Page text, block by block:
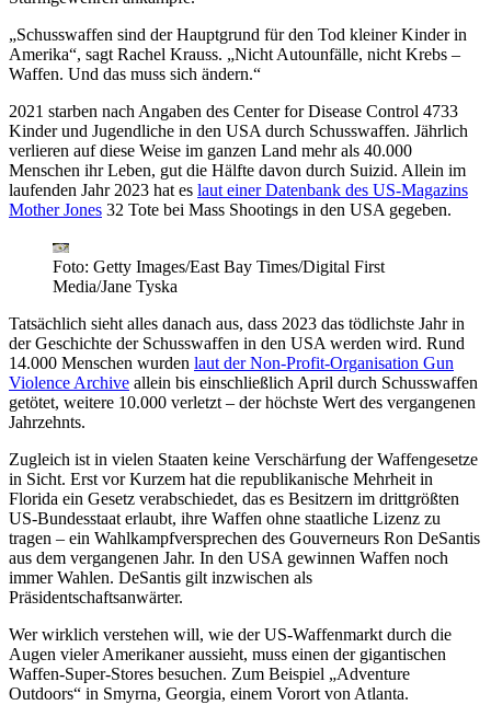
„Schusswaffen sind der Hauptgrund für den Tod kleiner Kinder in
Amerika“, sagt Rachel Krauss. „Nicht Autounfälle, nicht Krebs –
Waffen. Und das muss sich ändern.“
2021 starben nach Angaben des Center for Disease Control 4733
Kinder und Jugendliche in den USA durch Schusswaffen. Jährlich
verlieren auf diese Weise im ganzen Land mehr als 40.000
Menschen ihr Leben, gut die Hälfte davon durch Suizid. Allein im
laufenden Jahr 2023 hat es laut einer Datenbank des US-Magazins
Mother Jones 32 Tote bei Mass Shootings in den USA gegeben.
Foto: Getty Images/East Bay Times/Digital First
Media/Jane Tyska
Tatsächlich sieht alles danach aus, dass 2023 das tödlichste Jahr in
der Geschichte der Schusswaffen in den USA werden wird. Rund
14.000 Menschen wurden laut der Non-Profit-Organisation Gun
Violence Archive allein bis einschließlich April durch Schusswaffen
getötet, weitere 10.000 verletzt – der höchste Wert des vergangenen
Jahrzehnts.
Zugleich ist in vielen Staaten keine Verschärfung der Waffengesetze
in Sicht. Erst vor Kurzem hat die republikanische Mehrheit in
Florida ein Gesetz verabschiedet, das es Besitzern im drittgrößten
US-Bundesstaat erlaubt, ihre Waffen ohne staatliche Lizenz zu
tragen – ein Wahlkampfversprechen des Gouverneurs Ron DeSantis
aus dem vergangenen Jahr. In den USA gewinnen Waffen noch
immer Wahlen. DeSantis gilt inzwischen als
Präsidentschaftsanwärter.
Wer wirklich verstehen will, wie der US-Waffenmarkt durch die
Augen vieler Amerikaner aussieht, muss einen der gigantischen
Waffen-Super-Stores besuchen. Zum Beispiel „Adventure
Outdoors“ in Smyrna, Georgia, einem Vorort von Atlanta.